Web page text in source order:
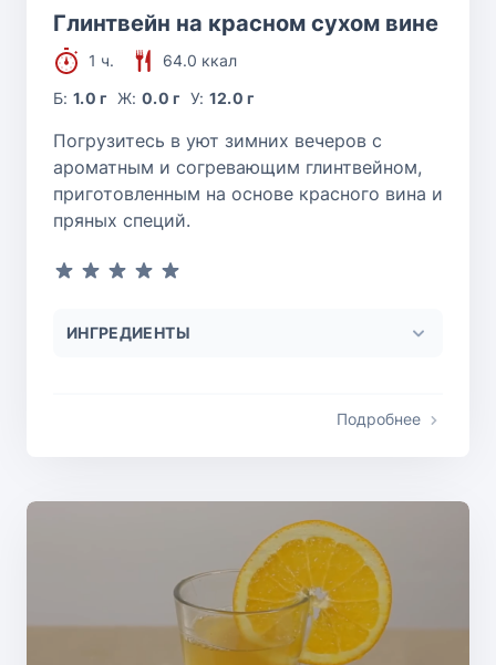
Глинтвейн на красном сухом вине
1 ч.
64.0 ккал
Б:1.0 г Ж: 0.0 г У: 12.0 г
Погрузитесь в уют зимних вечеров с
ароматным и согревающим глинтвейном,
приготовленным на основе красного вина и
пряных специй.
ИНГРЕДИЕНТЫ
Подробнее